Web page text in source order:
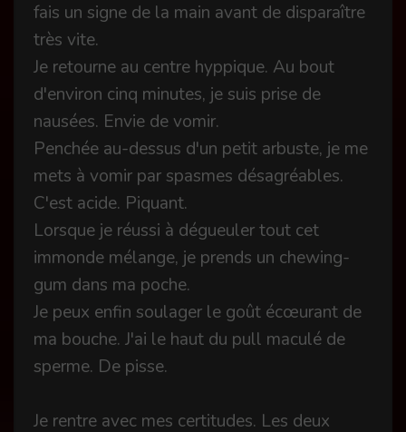
fais un signe de la main avant de disparaître
très vite.
Je retourne au centre hyppique. Au bout
d'environ cinq minutes, je suis prise de
nausées. Envie de vomir.
Penchée au-dessus d'un petit arbuste, je me
mets à vomir par spasmes désagréables.
C'est acide. Piquant.
Lorsque je réussi à dégueuler tout cet
immonde mélange, je prends un chewing-
gum dans ma poche.
Je peux enfin soulager le goût écœurant de
ma bouche. J'ai le haut du pull maculé de
sperme. De pisse.
Je rentre avec mes certitudes. Les deux